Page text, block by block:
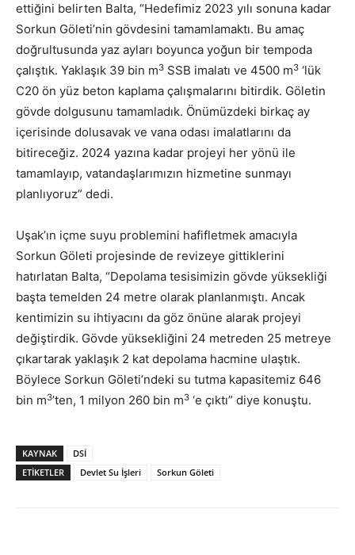
ettiğini belirten Balta, “Hedefimiz 2023 yılı sonuna kadar
Sorkun Göleti’nin gövdesini tamamlamaktı. Bu amaç
doğrultusunda yaz ayları boyunca yoğun bir tempoda
çalıştık. Yaklaşık 39 bin m3 SSB imalatı ve 4500 m3 ‘lük
C20 ön yüz beton kaplama çalışmalarını bitirdik. Göletin
gövde dolgusunu tamamladık. Önümüzdeki birkaç ay
içerisinde dolusavak ve vana odası imalatlarını da
bitireceğiz. 2024 yazına kadar projeyi her yönü ile
tamamlayıp, vatandaşlarımızın hizmetine sunmayı
planlıyoruz” dedi.
Uşak’ın içme suyu problemini hafifletmek amacıyla
Sorkun Göleti projesinde de revizeye gittiklerini
hatırlatan Balta, “Depolama tesisimizin gövde yüksekliği
başta temelden 24 metre olarak planlanmıştı. Ancak
kentimizin su ihtiyacını da göz önüne alarak projeyi
değiştirdik. Gövde yüksekliğini 24 metreden 25 metreye
çıkartarak yaklaşık 2 kat depolama hacmine ulaştık.
Böylece Sorkun Göleti’ndeki su tutma kapasitemiz 646
bin m3’ten, 1 milyon 260 bin m3 ‘e çıktı” diye konuştu.
KAYNAK
DSİ
ETİKETLER
Devlet Su İşleri Sorkun Göleti